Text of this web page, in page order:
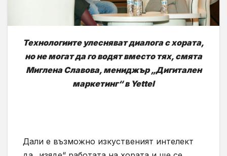
Технологиите улесняват диалога с хората,
но не могат да го водят вместо тях, смята
Миглена Славова, мениджър „Дигитален
маркетинг“ в Yettel
Дали е възможно изкуственият интелект